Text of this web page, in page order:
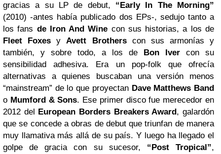
gracias a su LP de debut, “Early In The Morning”
(2010) -antes había publicado dos EPs-, sedujo tanto a
los fans de Iron And Wine con sus historias, a los de
Fleet Foxes yAvett Brothers con sus armonías y
también, y sobre todo, a los de
Bon Iver con su
sensibilidad adhesiva. Era un pop-folk que ofrecía
alternativas a quienes buscaban una versión menos
“mainstream” de lo que proyectan Dave Matthews Band
o Mumford & Sons. Ese primer disco fue merecedor en
2012 del
European Borders Breakers Award , galardón
que se concede a obras de debut que triunfan de manera
muy llamativa más allá de su país. Y luego ha llegado el
golpe de gracia con su sucesor, “Post Tropical”,